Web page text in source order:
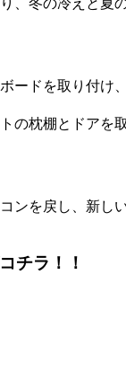
ードを取り付け
の枕棚とドアを
ンを戻し、新し
チラ！！